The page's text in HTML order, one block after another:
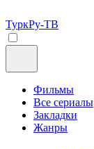
ТуркРу-ТВ
Фильмы
Все сериалы
Закладки
Жанры